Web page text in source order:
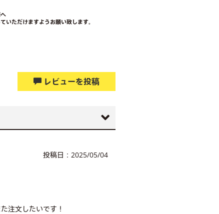
いただけますようお願い致します。
レビューを投稿
投稿日：2025/05/04
注文したいです！